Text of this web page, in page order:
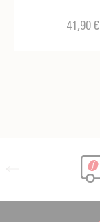
41,90 €